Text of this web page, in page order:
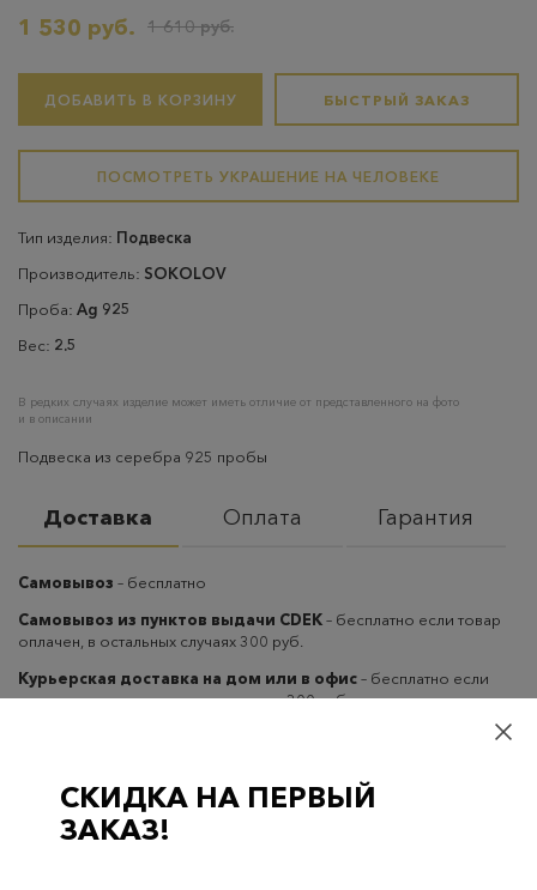
1 530 руб.
1 610 руб.
ДОБАВИТЬ В КОРЗИНУ БЫСТРЫЙ ЗАКАЗ
ПОСМОТРЕТЬ УКРАШЕНИЕ НА ЧЕЛОВЕКЕ
Тип изделия: Подвеска
Производитель: SOKOLOV
Проба: Ag 925
Вес: 2.5
В редких случаях изделие может иметь отличие от представленного на фото
и в описании
Подвеска из серебра 925 пробы
Доставка Оплата Гарантия
Самовывоз – бесплатно
Самовывоз из пунктов выдачи CDEK– бесплатно если товар
оплачен, в остальных случаях 300 руб.
Курьерская доставка на дом или в офис– бесплатно если
товар оплачен, в остальных случаях 300 руб.
Проверьте наличие в магазинах
СКИДКА НА ПЕРВЫЙ
ЗАКАЗ!